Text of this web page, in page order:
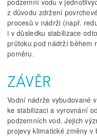
z důvodu zdržení
procesů v nádrži (např.
i v důsledku stabilizace
průtoku pod nádrží během
poměru.
ZÁVĚR
Vodní nádrže vybudované
ke stabilizaci a vyrovnání
podzemních vod. Jejich
projevy klimatické změny v